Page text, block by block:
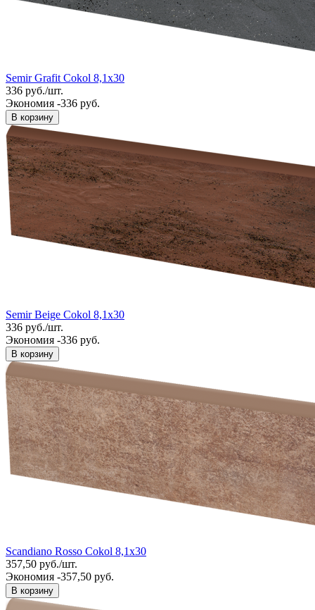
Semir Grafit Cokol 8,1x30
336 руб./шт.
Экономия -336 руб.
В корзину
Semir Beige Cokol 8,1x30
336 руб./шт.
Экономия -336 руб.
В корзину
Scandiano Rosso Cokol 8,1x30
357,50 руб./шт.
Экономия -357,50 руб.
В корзину